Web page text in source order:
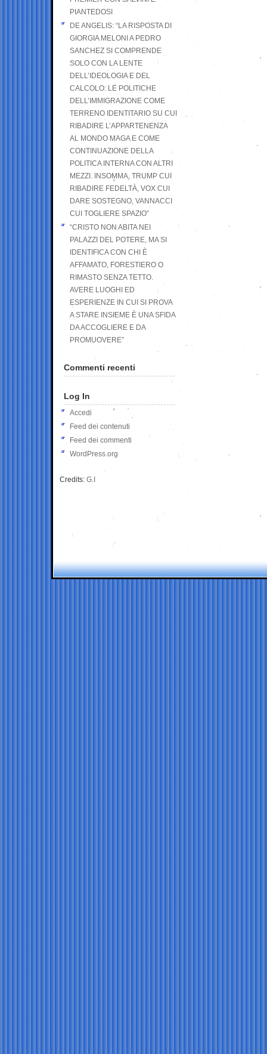
PIANTEDOSI
DE ANGELIS: “LA RISPOSTA DI
GIORGIA MELONI A PEDRO
SANCHEZ SI COMPRENDE
SOLO CON LA LENTE
DELL’IDEOLOGIA E DEL
CALCOLO: LE POLITICHE
DELL’IMMIGRAZIONE COME
TERRENO IDENTITARIO SU CUI
RIBADIRE L’APPARTENENZA
AL MONDO MAGA E COME
CONTINUAZIONE DELLA
POLITICA INTERNA CON ALTRI
MEZZI. INSOMMA, TRUMP CUI
RIBADIRE FEDELTÀ, VOX CUI
DARE SOSTEGNO, VANNACCI
CUI TOGLIERE SPAZIO”
“CRISTO NON ABITA NEI
PALAZZI DEL POTERE, MA SI
IDENTIFICA CON CHI È
AFFAMATO, FORESTIERO O
RIMASTO SENZA TETTO.
AVERE LUOGHI ED
ESPERIENZE IN CUI SI PROVA
A STARE INSIEME È UNA SFIDA
DA ACCOGLIERE E DA
PROMUOVERE”
Commenti recenti
Log In
Accedi
Feed dei contenuti
Feed dei commenti
WordPress.org
Credits: G.I